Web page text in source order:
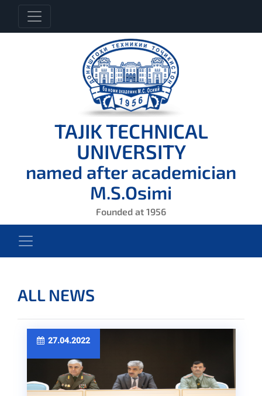
TAJIK TECHNICAL
UNIVERSITY
named after academician
M.S.Osimi
Founded at 1956
ALL NEWS
27.04.2022